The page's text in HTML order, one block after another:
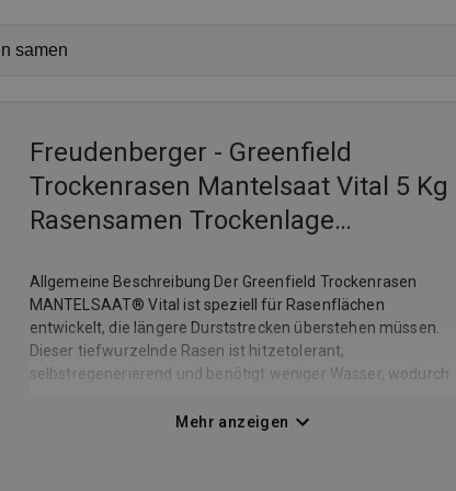
Freudenberger - Greenfield
Trockenrasen Mantelsaat Vital 5 Kg
Rasensamen Trockenlage
Allgemeine Beschreibung Der Greenfield Trockenrasen
MANTELSAAT® Vital ist speziell für Rasenflächen
entwickelt, die längere Durststrecken überstehen müssen.
Dieser tiefwurzelnde Rasen ist hitzetolerant,
selbstregenerierend und benötigt weniger Wasser, wodurch
Mantelsaat-Technologie ist das Saatgut vor äußeren
Mehr anzeigen